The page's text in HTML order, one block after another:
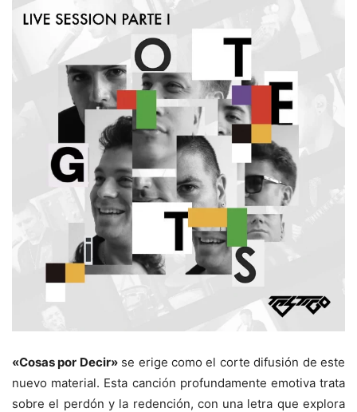
«Cosas por Decir»se erige como el corte difusión de este
nuevo material. Esta canción profundamente emotiva trata
sobre el perdón y la redención, con una letra que explora